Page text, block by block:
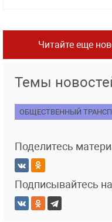
Читайте еще
Темы
ОБЩЕСТВЕННЫЙ
Поделитесь
Подписывайтесь